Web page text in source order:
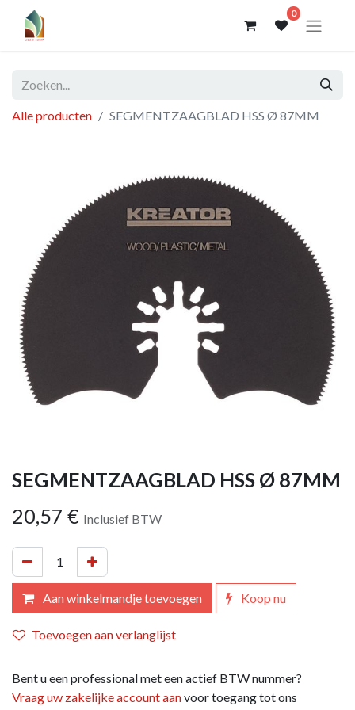
0
Alle producten SEGMENTZAAGBLAD HSS Ø 87MM
SEGMENTZAAGBLAD HSS Ø 87MM
20,57 € Inclusief BTW
Aan winkelmandje toevoegen Koop nu
Toevoegen aan verlanglijst
Bent u een professional met een actief BTW nummer?
Vraag uw zakelijke account aanvoor toegang tot ons